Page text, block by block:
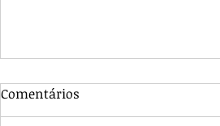
Comentários